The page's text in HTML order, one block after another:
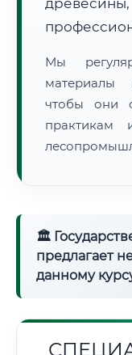
Расчет логистики
• Маршрут транзита:
• Экспресс-доставка
📜 Документы и
🔍Нажмите на
Мы
материалы
чтобы они
практикам
🏛
предлагает
данному